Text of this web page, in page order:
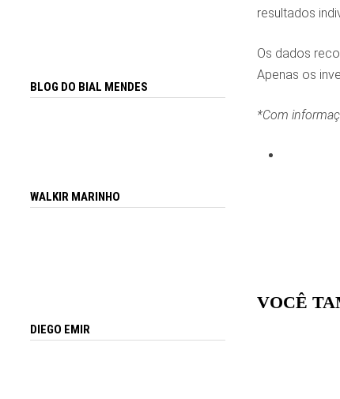
resultados
Os dados
Apenas os
*Com
VOCÊ
BLOG DO BIAL MENDES
WALKIR MARINHO
DIEGO EMIR